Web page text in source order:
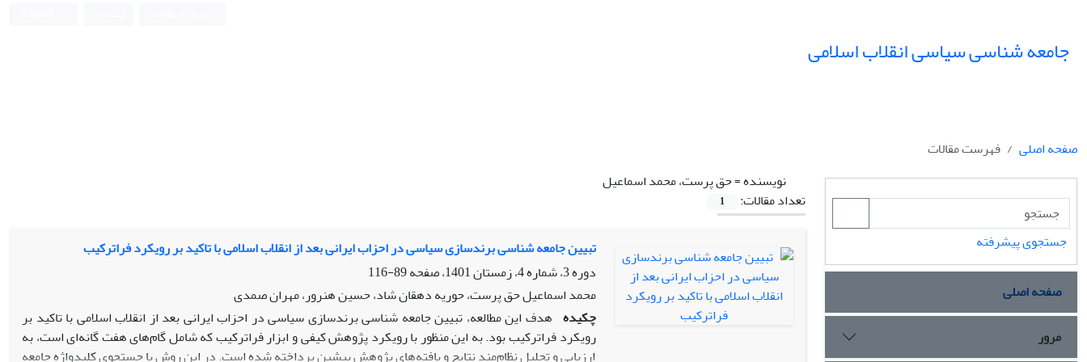
جامعه شناسی سیاسی انقلاب اسلامی
صفحه اصلی
فهرست مقالات
نویسنده =حق پرست، محمد اسماعیل
تعداد مقالات:
1
تبیین جامعه شناسی برندسازی سیاسی در احزاب ایرانی بعد از انقلاب اسلامی با تاکید بر رویکرد فراترکیب
دوره 3، شماره 4، زمستان 1401، صفحه
89-116
محمد اسماعیل حق پرست، حوریه دهقان شاد، حسین هنرور، مهران صمدی
چکیده هدف این مطالعه، تبیین جامعه شناسی برندسازی سیاسی در احزاب ایرانی بعد از انقلاب اسلامی با تاکید بر
رویکرد فراترکیب بود. به این منظور با رویکرد پژوهش کیفی و ابزار فراترکیب که شامل گام‌های هفت گانه‌ای است، به
ارزیابی و تحلیل نظام‌مند نتایج و یافته‌های پژوهش پیشین پرداخته شده است. در این روش با جستجوی کلیدواژه جامعه
جستجوی پیشرفته
صفحه اصلی
مرور